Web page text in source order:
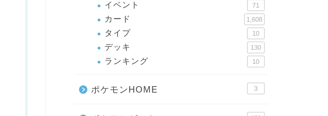
イベント 71
カード 1,608
タイプ 10
デッキ 130
ランキング 10
ポケモンHOME 3